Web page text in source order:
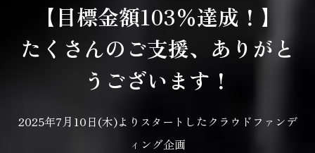
【目標金額103％達成！】
たくさんのご支援、ありがと
うございます！
2025年7月10日(木)よりスタートしたクラウドファンデ
ィング企画